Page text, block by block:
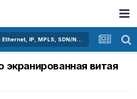
Активное оборудование Ethernet, IP, MPLS, SDN/NFV...
экранированная витая